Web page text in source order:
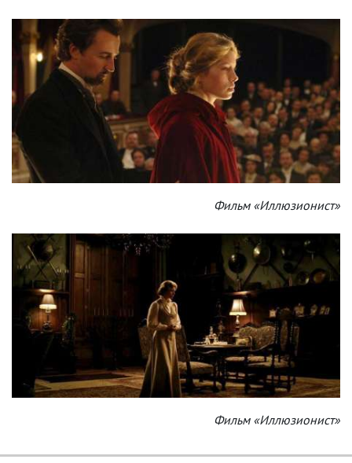
Фильм «Иллюзионист»
Фильм «Иллюзионист»